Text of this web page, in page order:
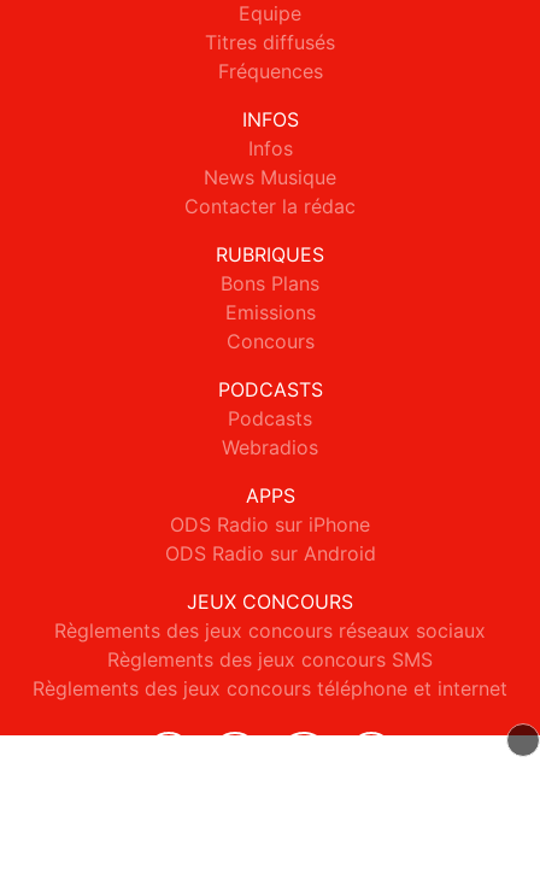
Equipe
Titres diffusés
Fréquences
INFOS
Infos
News Musique
Contacter la rédac
RUBRIQUES
Bons Plans
Emissions
Concours
PODCASTS
Podcasts
Webradios
APPS
ODS Radio sur iPhone
ODS Radio sur Android
JEUX CONCOURS
Règlements des jeux concours réseaux sociaux
Règlements des jeux concours SMS
Règlements des jeux concours téléphone et internet